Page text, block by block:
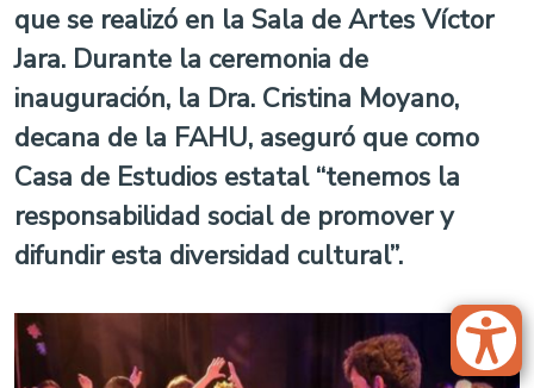
que se realizó en la Sala de Artes Víctor
Jara. Durante la ceremonia de
inauguración, la Dra. Cristina Moyano,
decana de la FAHU, aseguró que como
Casa de Estudios estatal “tenemos la
responsabilidad social de promover y
difundir esta diversidad cultural”.